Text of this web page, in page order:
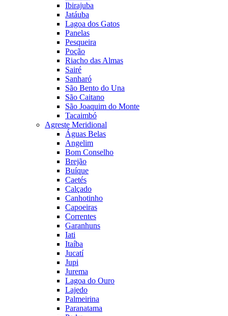
Ibirajuba
Jatáuba
Lagoa dos Gatos
Panelas
Pesqueira
Poção
Riacho das Almas
Sairé
Sanharó
São Bento do Una
São Caitano
São Joaquim do Monte
Tacaimbó
Agreste Meridional
Águas Belas
Angelim
Bom Conselho
Brejão
Buíque
Caetés
Calçado
Canhotinho
Capoeiras
Correntes
Garanhuns
Iati
Itaíba
Jucatí
Jupi
Jurema
Lagoa do Ouro
Lajedo
Palmeirina
Paranatama